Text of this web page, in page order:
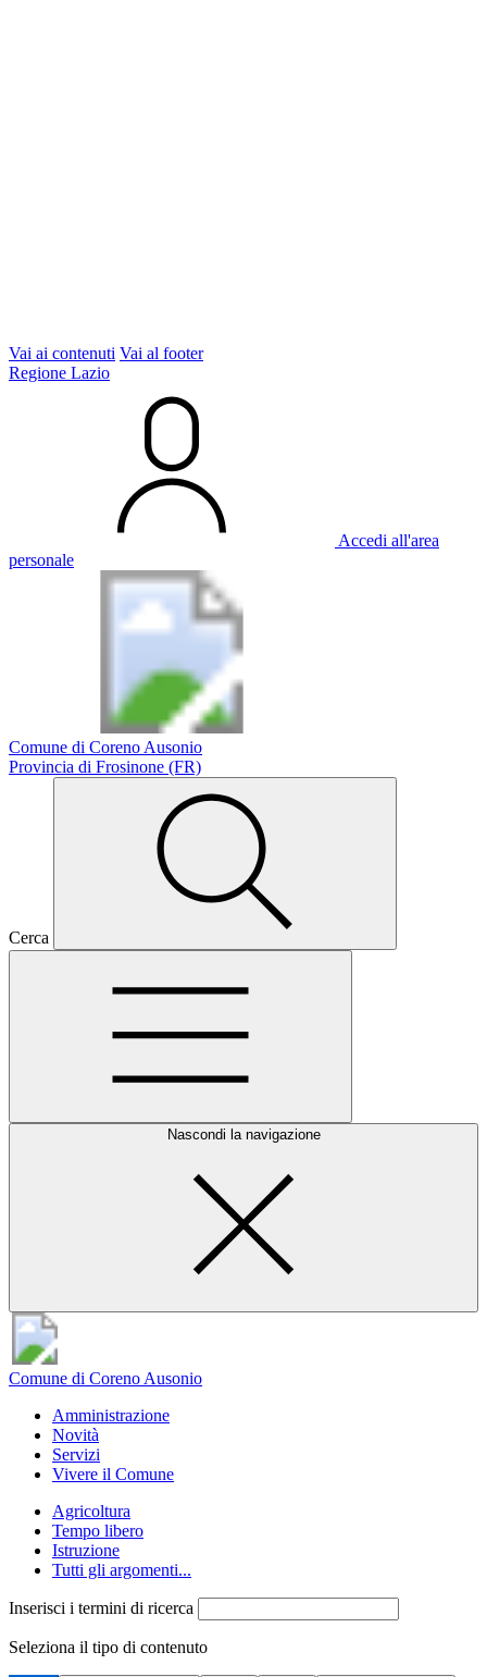
Vai ai contenuti Vai al footer
Regione Lazio
Accedi all'area
personale
Comune di Coreno Ausonio
Provincia di Frosinone (FR)
Cerca
Nascondi la navigazione
Comune di Coreno Ausonio
Amministrazione
Novità
Servizi
Vivere il Comune
Agricoltura
Tempo libero
Istruzione
Tutti gli argomenti...
Inserisci i termini di ricerca
Seleziona il tipo di contenuto